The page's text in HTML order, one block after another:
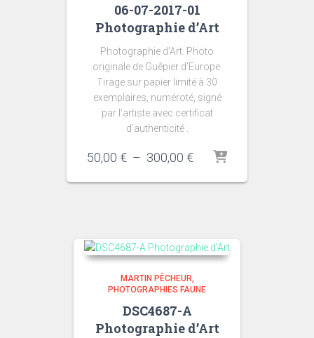
06-07-2017-01
Photographie d’Art
Photographie d’Art. Photo
originale de Guêpier d’Europe.
Tirage sur papier limité à 30
exemplaires, numéroté, signé
par l’artiste avec certificat
d’authenticité .
50,00 € – 300,00 €Plage
prix :
MARTIN PÊCHEUR
PHOTOGRAPHIES FAUNE
DSC4687-A
Photographie d’Art